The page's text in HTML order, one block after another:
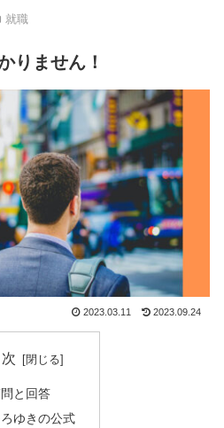
就職
りません！
2023.03.11 2023.09.24
次
と回答
ゆきの公式